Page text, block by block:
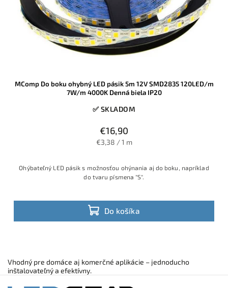
MComp Do boku ohybný LED pásik 5m 12V SMD2835 120LED/m
7W/m 4000K Denná biela IP20
✅ SKLADOM
€16,90
€3,38 / 1 m
Do košíka
Ohýbateľný LED pásik s možnosťou ohýnania aj do boku, napríklad
do tvaru písmena "S".
Vhodný pre domáce aj komerčné aplikácie – jednoducho
inštalovateľný a efektívny.